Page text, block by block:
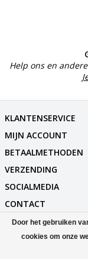
Help ons en
KLANTENSERVICE
MIJN ACCOUNT
BETAALMETHODEN
VERZENDING
SOCIALMEDIA
CONTACT
© Copyright 2026
All
Door het gebruiken
cookies om onze